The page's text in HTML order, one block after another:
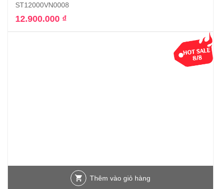
ST12000VN0008
12.900.000 ₫
Thêm vào giỏ hàng